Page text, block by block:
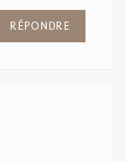
RÉPONDRE